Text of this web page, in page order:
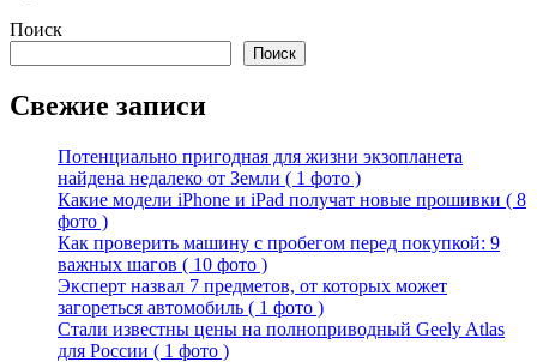
Поиск
Поиск
Свежие записи
Потенциально пригодная для жизни экзопланета
найдена недалеко от Земли ( 1 фото )
Какие модели iPhone и iPad получат новые прошивки ( 8
фото )
Как проверить машину с пробегом перед покупкой: 9
важных шагов ( 10 фото )
Эксперт назвал 7 предметов, от которых может
загореться автомобиль ( 1 фото )
Стали известны цены на полноприводный Geely Atlas
для России ( 1 фото )